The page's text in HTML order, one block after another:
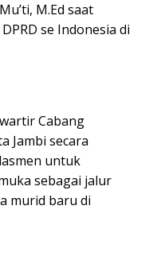
M.Ed saat
se Indonesia di
Cabang
Jambi secara
untuk
sebagai jalur
murid baru di